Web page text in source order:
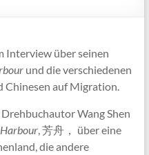
Interview über seinen
und die verschiedenen
Chinesen auf Migration.
Wang Shen
, 芳舟， über eine
die andere